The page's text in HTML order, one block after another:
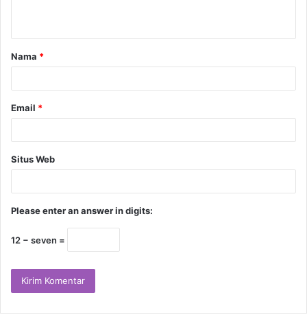
Nama *
Email *
Situs Web
Please enter an answer in digits:
12 − seven =